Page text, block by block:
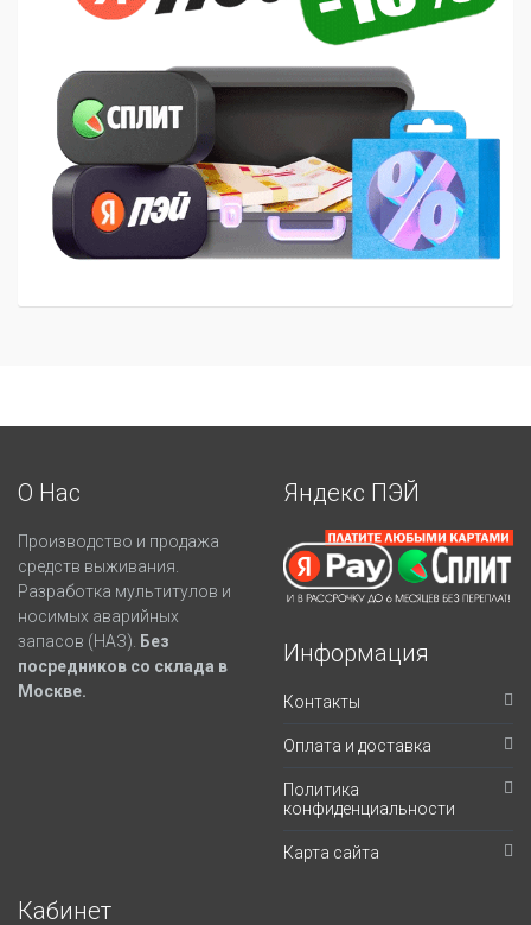
О Нас
Производство и продажа
средств выживания.
Разработка мультитулов и
носимых аварийных
запасов (НАЗ).
Без
посредников со склада в
Москве.
Яндекс ПЭЙ
Информация
Контакты
Оплата и доставка
Политика
конфиденциальности
Карта сайта
Кабинет